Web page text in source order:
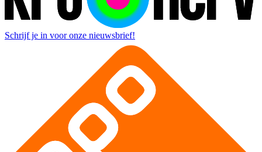
Schrijf je in voor onze nieuwsbrief!